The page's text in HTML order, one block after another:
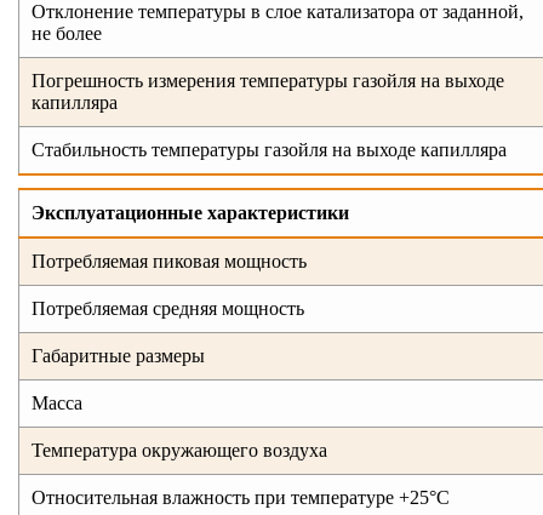
Отклонение температуры в слое катализатора от заданной,
не более
Погрешность измерения температуры газойля на выходе
капилляра
Стабильность температуры газойля на выходе капилляра
Эксплуатационные характеристики
Потребляемая пиковая мощность
Потребляемая средняя мощность
Габаритные размеры
Масса
Температура окружающего воздуха
Относительная влажность при температуре +25°С